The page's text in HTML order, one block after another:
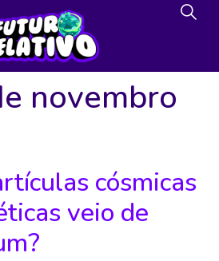
novembro
cósmicas
veio de